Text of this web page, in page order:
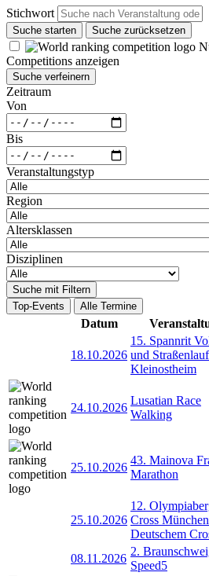
Stichwort
Suche starten Suche zurücksetzen
Competitions anzeigen
Suche verfeinern
Zeitraum
Von
Bis
Veranstaltungstyp
Region
Altersklassen
Disziplinen
Suche mit Filtern
Top-Events
Alle Termine
Datum
18.10.2026
15. Spannrit
und
Kleinostheim
24.10.2026
Lusatian Race
Walking
25.10.2026
43. Mainova
Marathon
25.10.2026
12.
Cross
Deutschem
08.11.2026
2.
Speed5